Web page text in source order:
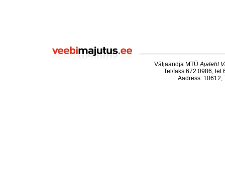
Väljaandja MTÜAjaleht
Tel/faks 672 0986, tel
Aadress: 10612,